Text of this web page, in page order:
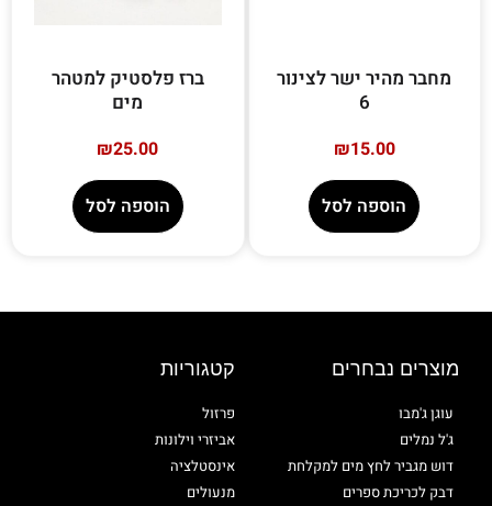
מחבר מהיר ישר לצינור
6
₪15.00
הוספה לסל
ברז פלסטיק למטהר
מים
₪25.00
הוספה לסל
מוצרים נבחרים
עוגן ג'מבו
ג'ל נמלים
דוש מגביר לחץ מים למקלחת
דבק לכריכת ספרים
קטגוריות
פרזול
אביזרי וילונות
אינסטלציה
מנעולים